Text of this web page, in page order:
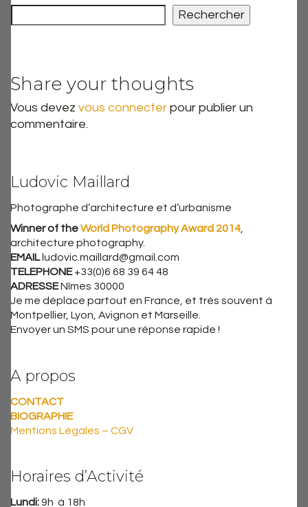
Rechercher
Share your thoughts
Vous devez vous connecter pour publier un
commentaire.
Ludovic Maillard
Photographe d’architecture et d’urbanisme
Winner of theWorld Photography Award 2014
architecture photography.
EMAIL ludovic.maillard@gmail.com
TELEPHONE+33(0)6 68 39 64 48
ADRESSENîmes 30000
Je me déplace partout en France, et très souvent à
Montpellier, Lyon, Avignon et Marseille.
Envoyer un SMS pour une réponse rapide !
A propos
CONTACT
BIOGRAPHIE
Mentions Légales – CGV
Horaires d’Activité
Lundi:9h à 18h